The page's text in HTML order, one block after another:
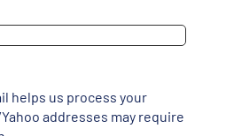
helps us process your
addresses may require